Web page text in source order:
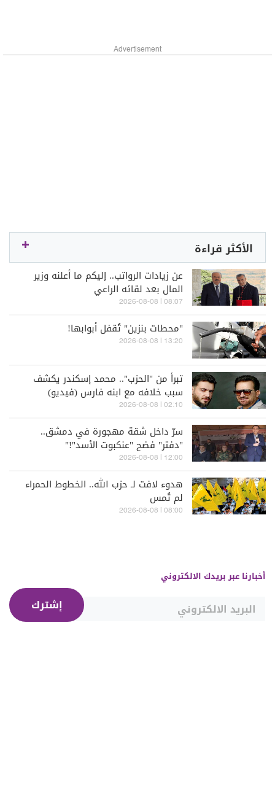
Advertisement
الأكثر قراءة
عن زيادات الرواتب.. إليكم ما أعلنه وزير
المال بعد لقائه الراعي
08:07 | 2026-08-08
"محطات بنزين" تُقفل أبوابها!
13:20 | 2026-08-08
تبرأ من "الحزب".. محمد إسكندر يكشف
سبب خلافه مع ابنه فارس (فيديو)
02:10 | 2026-08-08
سرّ داخل شقة مهجورة في دمشق..
"دفتر" فضح "عنكبوت الأسد"!"
12:00 | 2026-08-08
هدوء لافت لـ حزب الله.. الخطوط الحمراء
لم تُمس
08:00 | 2026-08-08
أخبارنا عبر بريدك الالكتروني
إشترك